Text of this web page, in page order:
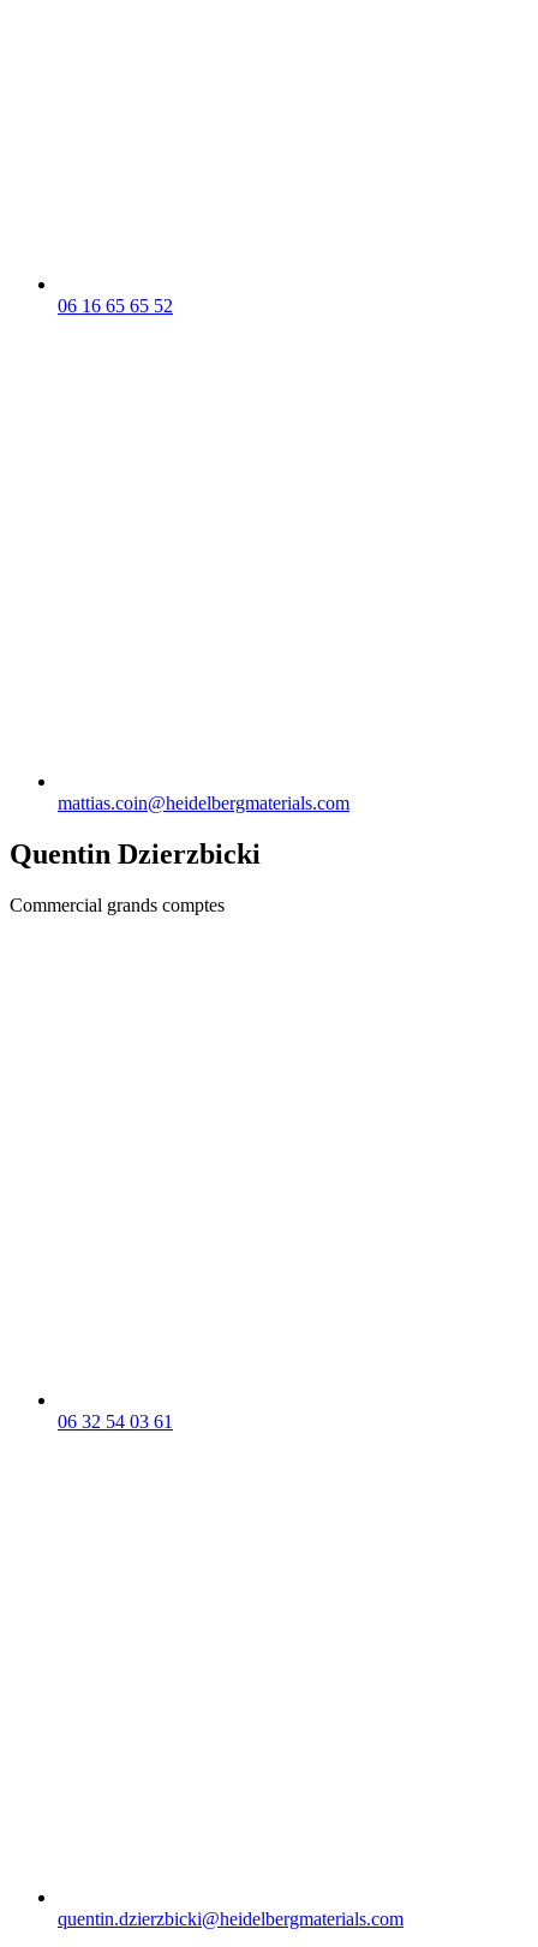
06 16 65 65 52
mattias.coin​@heidelbergmaterials.com
Quentin Dzierzbicki
Commercial grands comptes
06 32 54 03 61
quentin.dzierzbicki​@heidelbergmaterials.com